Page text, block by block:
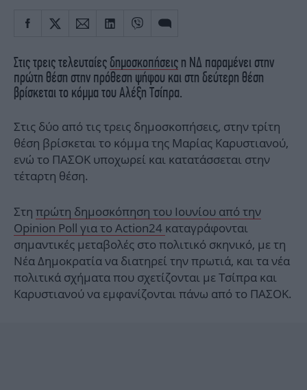
Στις τρεις τελευταίες δημοσκοπήσεις η ΝΔ παραμένει στην
πρώτη θέση στην πρόθεση ψήφου και στη δεύτερη θέση
βρίσκεται το κόμμα του Αλέξη Τσίπρα.
Στις δύο από τις τρεις δημοσκοπήσεις, στην τρίτη
θέση βρίσκεται το κόμμα της Μαρίας Καρυστιανού,
ενώ το ΠΑΣΟΚ υποχωρεί και κατατάσσεται στην
τέταρτη θέση.
Στη πρώτη δημοσκόπηση του Ιουνίου από την
Opinion Poll για το Action24 καταγράφονται
σημαντικές μεταβολές στο πολιτικό σκηνικό, με τη
Νέα Δημοκρατία να διατηρεί την πρωτιά, και τα νέα
πολιτικά σχήματα που σχετίζονται με Τσίπρα και
Καρυστιανού να εμφανίζονται πάνω από το ΠΑΣΟΚ.